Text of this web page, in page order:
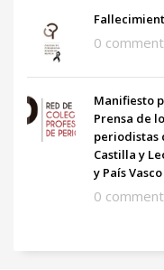
0
Manifiesto
Prensa de
periodistas
Castilla y
y País Vasco
0